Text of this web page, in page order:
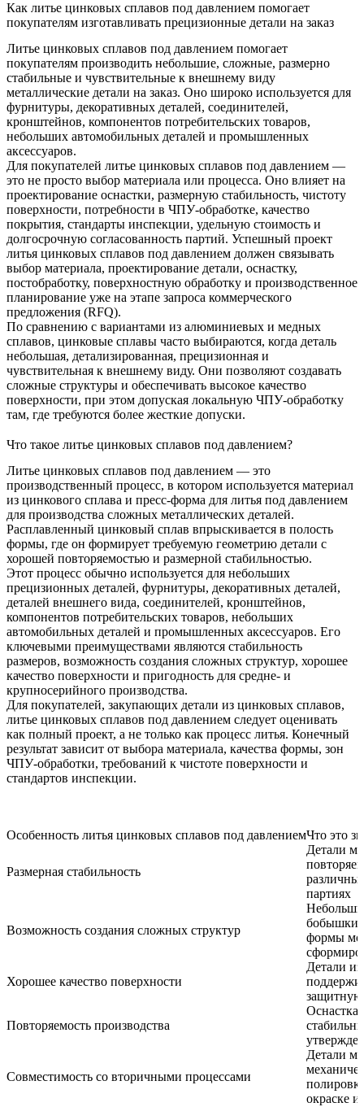
Как литье цинковых сплавов под давлением помогает
покупателям изготавливать прецизионные детали на заказ
Литье цинковых сплавов под давлением помогает
покупателям производить небольшие, сложные, размерно
стабильные и чувствительные к внешнему виду
металлические детали на заказ. Оно широко используется для
фурнитуры, декоративных деталей, соединителей,
кронштейнов, компонентов потребительских товаров,
небольших автомобильных деталей и промышленных
аксессуаров.
Для покупателей литье цинковых сплавов под давлением —
это не просто выбор материала или процесса. Оно влияет на
проектирование оснастки, размерную стабильность, чистоту
поверхности, потребности в ЧПУ-обработке, качество
покрытия, стандарты инспекции, удельную стоимость и
долгосрочную согласованность партий. Успешный проект
литья цинковых сплавов под давлением должен связывать
выбор материала, проектирование детали, оснастку,
постобработку, поверхностную обработку и производственное
планирование уже на этапе запроса коммерческого
предложения (RFQ).
По сравнению с вариантами из алюминиевых и медных
сплавов, цинковые сплавы часто выбираются, когда деталь
небольшая, детализированная, прецизионная и
чувствительная к внешнему виду. Они позволяют создавать
сложные структуры и обеспечивать высокое качество
поверхности, при этом допуская локальную ЧПУ-обработку
там, где требуются более жесткие допуски.
Что такое литье цинковых сплавов под давлением?
Литье цинковых сплавов под давлением — это
производственный процесс, в котором используется материал
из цинкового сплава и пресс-форма для литья под давлением
для производства сложных металлических деталей.
Расплавленный цинковый сплав впрыскивается в полость
формы, где он формирует требуемую геометрию детали с
хорошей повторяемостью и размерной стабильностью.
Этот процесс обычно используется для небольших
прецизионных деталей, фурнитуры, декоративных деталей,
деталей внешнего вида, соединителей, кронштейнов,
компонентов потребительских товаров, небольших
автомобильных деталей и промышленных аксессуаров. Его
ключевыми преимуществами являются стабильность
размеров, возможность создания сложных структур, хорошее
качество поверхности и пригодность для средне- и
крупносерийного производства.
Для покупателей, закупающих детали из цинковых сплавов,
литье цинковых сплавов под давлением следует оценивать
как полный проект, а не только как процесс литья. Конечный
результат зависит от выбора материала, качества формы, зон
ЧПУ-обработки, требований к чистоте поверхности и
стандартов инспекции.
Особенность литья цинковых сплавов под давлениемЧто это
Размерная стабильность
Детали
партиях
Возможность создания сложных структур
бобышки
формы
Хорошее качество поверхности
Детали
защитную
Повторяемость производства
Оснастка
Совместимость со вторичными процессами
Детали
окраске